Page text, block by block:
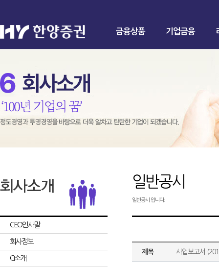
금융상품 기업금융
CEO인사말
회사정보
CI소개
일반공시
일반공시 입니다.
제목 사업보고서